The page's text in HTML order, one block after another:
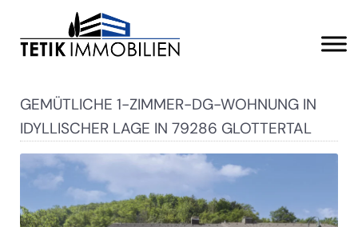
GEMÜTLICHE 1-ZIMMER-DG-WOHNUNG IN
IDYLLISCHER LAGE IN 79286 GLOTTERTAL